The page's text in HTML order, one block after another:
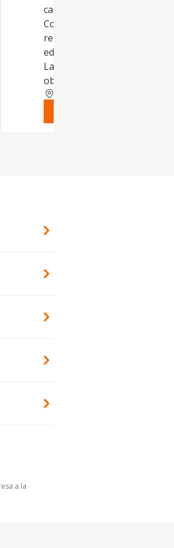
calefacciones (CNAE 4778).
Construcción completa y
reparación y conservación de
edificaciones (CNAE 4121 y
Las actividades integrantes
objeto
a la